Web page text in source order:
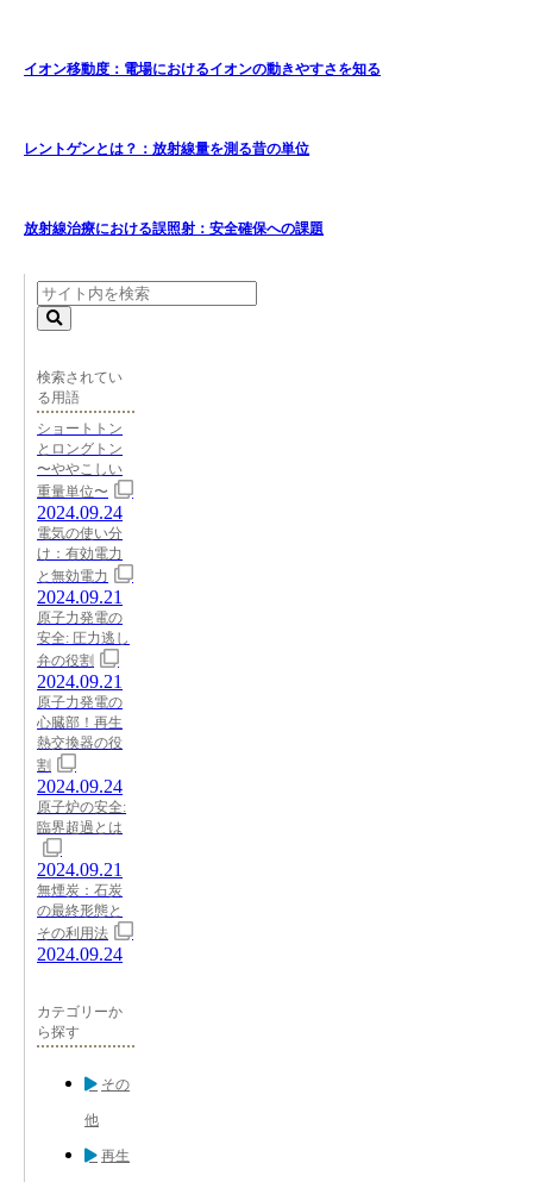
イオン移動度：電場におけるイオンの動きやすさを知る
レントゲンとは？：放射線量を測る昔の単位
放射線治療における誤照射：安全確保への課題
検索されてい
る用語
ショートトン
とロングトン
〜ややこしい
重量単位〜
2024.09.24
電気の使い分
け：有効電力
と無効電力
2024.09.21
原子力発電の
安全: 圧力逃し
弁の役割
2024.09.21
原子力発電の
心臓部！再生
熱交換器の役
割
2024.09.24
原子炉の安全:
臨界超過とは
2024.09.21
無煙炭：石炭
の最終形態と
その利用法
2024.09.24
カテゴリーか
ら探す
その
他
再生